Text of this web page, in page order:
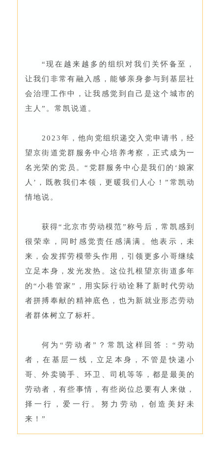
“现在越来越多的组织对我们关怀备至，
让我们非常有融入感，能够亲身参与到基层社
会治理工作中，让我感觉到自己是这个城市的
主人”。常凯说道。
2023年，他向党组织递交入党申请书，经
望京街道党群服务中心培养考察，正式成为一
名光荣的党员。“党群服务中心是我们的‘娘家
人’，既教我们本领，更暖我们人心！”常凯动
情地说。
获得“北京市劳动模范”称号后，常凯感到
很荣幸，同时感觉责任感满满。他表示，未
来，会发挥劳模带头作用，引领更多小哥继续
立足本身，发光发热。这位扎根望京街道多年
的“小巷管家”，用实际行动诠释了新时代劳动
者拼搏奉献的精神底色，也为新就业形态劳动
者群体树立了标杆。
何为“劳动者”？常凯这样回答：“劳动
者，在基层一线，立足本身，不管是快递小
哥、外卖骑手、环卫、司机等等，都是最美的
劳动者，有些事情，有些岗位总要有人来做，
择一行，爱一行。努力劳动，创造美好未
来！”